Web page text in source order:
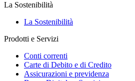
La Sostenibilità
La Sostenibilità
Prodotti e Servizi
Conti correnti
Carte di Debito e di Credito
Assicurazioni e previdenza